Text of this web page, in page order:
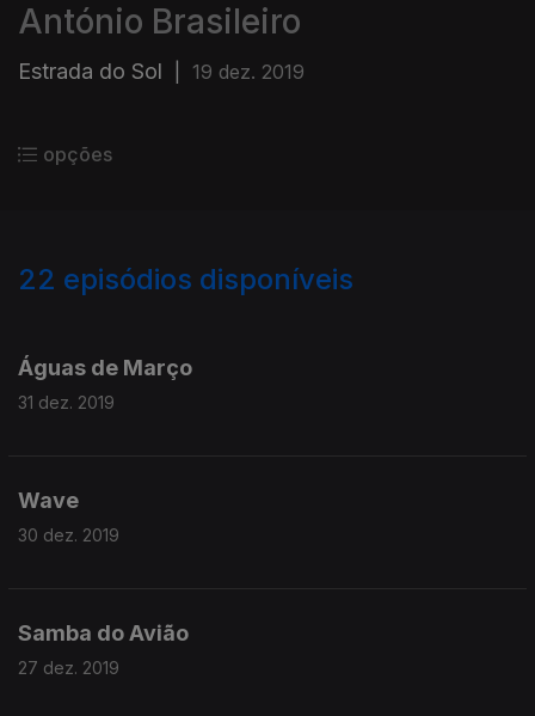
António Brasileiro
Estrada do Sol 19 dez. 2019
opções
22 episódios disponíveis
Águas de Março
31 dez. 2019
Wave
30 dez. 2019
Samba do Avião
27 dez. 2019